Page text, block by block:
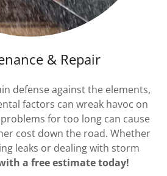
& Repair
defense against the elements,
factors can wreak havoc on
for too long can cause
cost down the road. Whether
leaks or dealing with storm
a free estimate today!